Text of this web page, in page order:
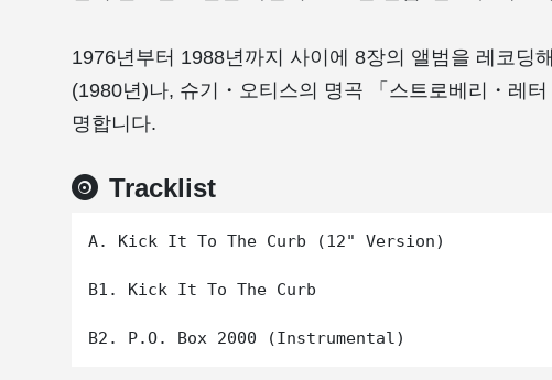
1976년부터 1988년까지 사이에 8장의 앨범을 레코딩
(1980년)나, 슈기・오티스의 명곡 「스트로베리・레
명합니다.
Tracklist
A. Kick It To The Curb (12" Version)
B1. Kick It To The Curb